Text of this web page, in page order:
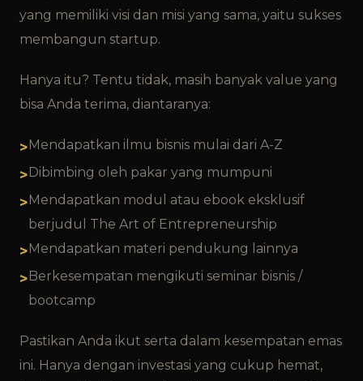
yang memiliki visi dan misi yang sama, yaitu sukses
membangun startup.
Hanya itu? Tentu tidak, masih banyak value yang
bisa Anda terima, diantaranya:
Mendapatkan ilmu bisnis mulai dari A-Z
Dibimbing oleh pakar yang mumpuni
Mendapatkan modul atau ebook eksklusif
berjudul The Art of Entrepreneurship
Mendapatkan materi pendukung lainnya
Berkesempatan mengikuti seminar bisnis /
bootcamp
Pastikan Anda ikut serta dalam kesempatan emas
ini. Hanya dengan investasi yang cukup hemat,